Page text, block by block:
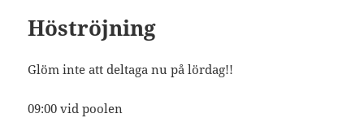
Höströjning
Glöm inte att deltaga nu på lördag!!
09:00 vid poolen